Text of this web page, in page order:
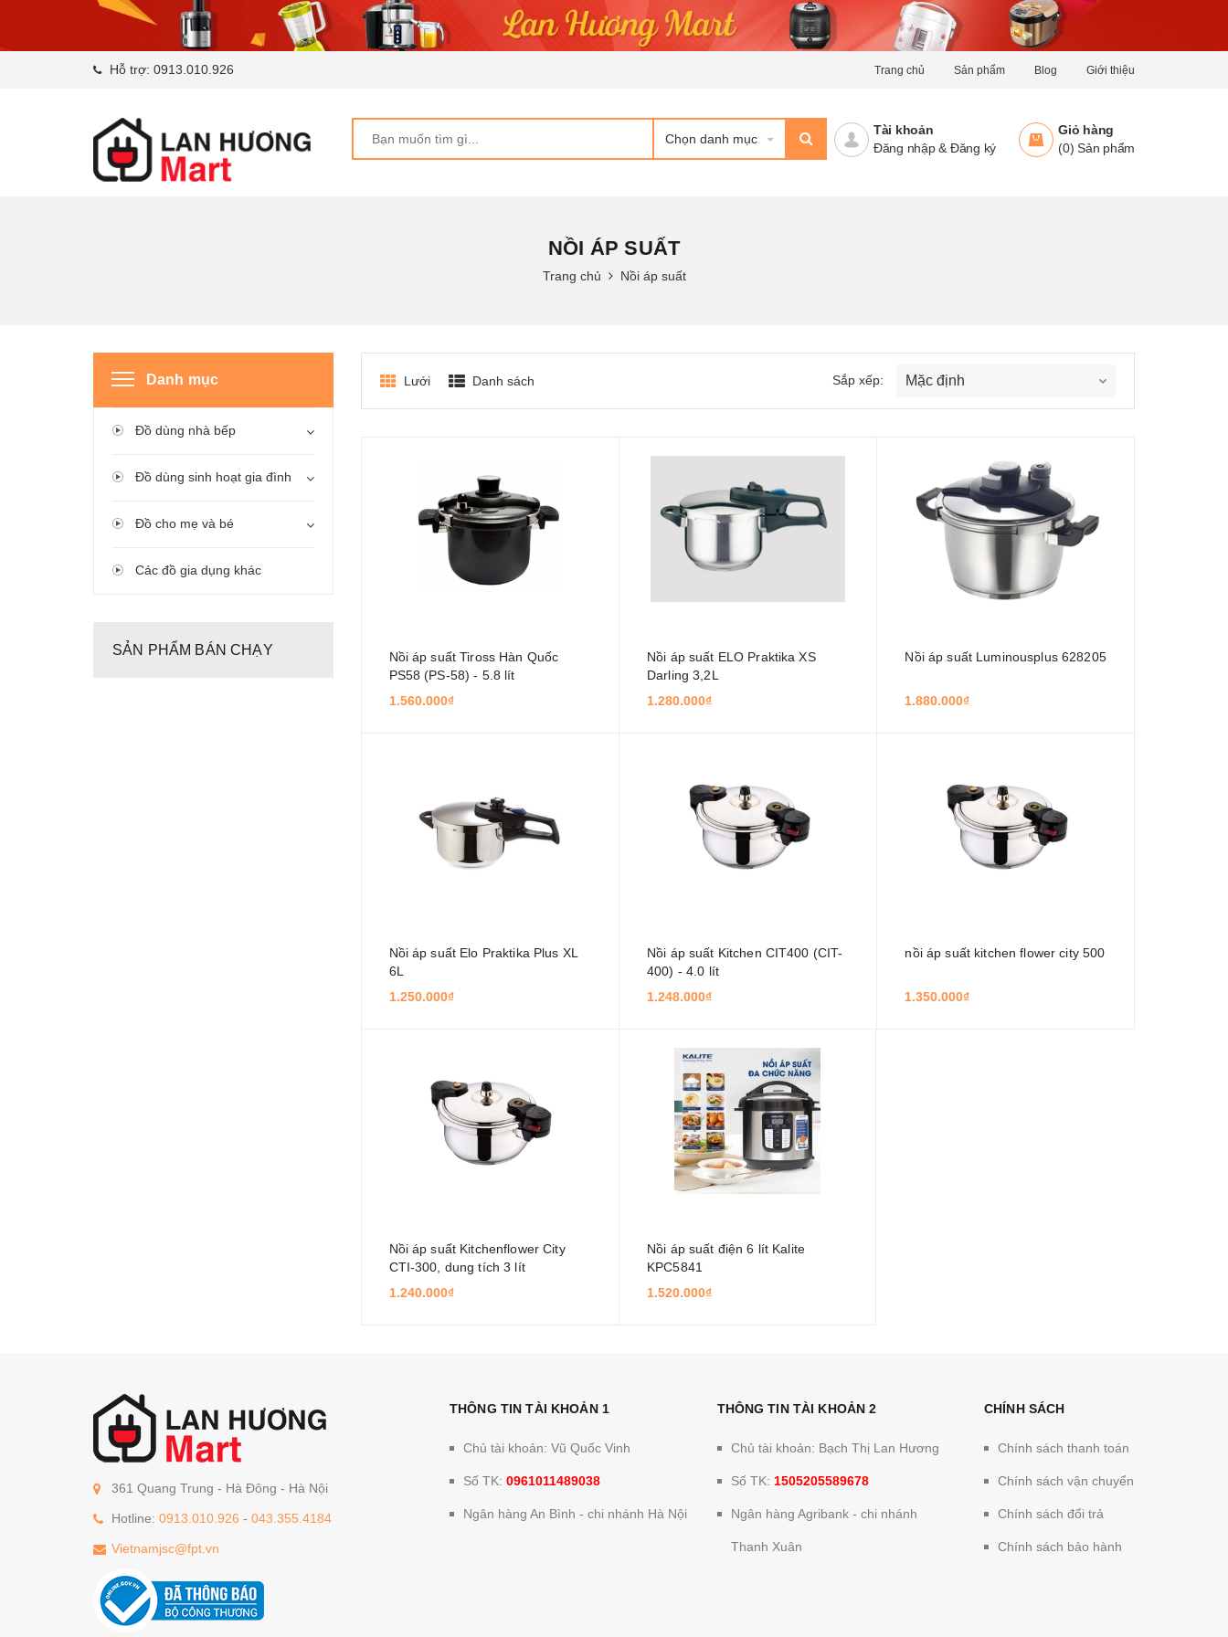
Hỗ trợ: 0913.010.926 Trang chủ Sản phẩm Blog Giới thiệu
Chọn danh mục
Giỏ hàng
(0) Sản phẩm
Tài khoản
Đăng nhập& Đăng ký
NỒI ÁP SUẤT
Trang chủ Nồi áp suất
Danh mục
Đồ dùng nhà bếp
Đồ dùng sinh hoạt gia đình
Đồ cho mẹ và bé
Các đồ gia dụng khác
SẢN PHẨM BÁN CHẠY
Lưới Danh sách Sắp xếp:
Nồi áp suất Tiross Hàn Quốc
PS58 (PS-58) - 5.8 lít
1.560.000₫
Nồi áp suất ELO Praktika XS
Darling 3,2L
1.280.000₫
Nồi áp suất Luminousplus 628205
1.880.000₫
Nồi áp suất Elo Praktika Plus XL
6L
1.250.000₫
Nồi áp suất Kitchen CIT400 (CIT-
400) - 4.0 lít
1.248.000₫
nồi áp suất kitchen flower city 500
1.350.000₫
Nồi áp suất Kitchenflower City
CTI-300, dung tích 3 lít
1.240.000₫
Nồi áp suất điện 6 lít Kalite
KPC5841
1.520.000₫
361 Quang Trung - Hà Đông - Hà Nội
Hotline: 0913.010.926 - 043.355.4184
Vietnamjsc@fpt.vn
THÔNG TIN TÀI KHOẢN 1
Chủ tài khoản: Vũ Quốc Vinh
Số TK: 0961011489038
Ngân hàng An Bình - chi nhánh Hà Nội
THÔNG TIN TÀI KHOẢN 2
Chủ tài khoản: Bạch Thị Lan Hương
Số TK: 1505205589678
Ngân hàng Agribank - chi nhánh
Thanh Xuân
CHÍNH SÁCH
Chính sách thanh toán
Chính sách vận chuyển
Chính sách đổi trả
Chính sách bảo hành